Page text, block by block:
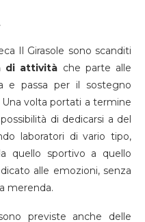
Il Girasole sono scanditi
di attività che parte alle
e passa per il sostegno
Una volta portati a termine
di dedicarsi a del
laboratori di vario tipo,
quello sportivo a quello
alle emozioni, senza
merenda.
previste anche delle